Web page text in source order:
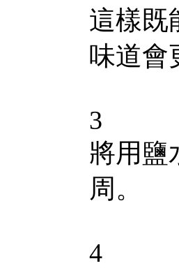
這樣既
味道會
3
將用鹽
周。
4